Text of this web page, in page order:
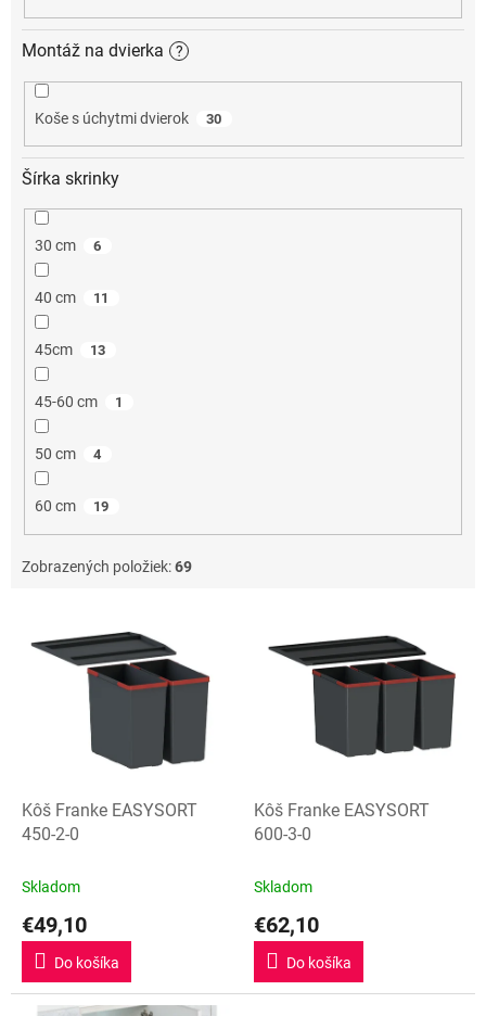
Montáž na dvierka ?
Koše s úchytmi dvierok 30
Šírka skrinky
30 cm 6
40 cm 11
45cm 13
45-60 cm 1
50 cm 4
60 cm 19
Zobrazených položiek:69
Kôš Franke EASYSORT
450-2-0
Skladom
€49,10
Do košíka
Kôš Franke EASYSORT
600-3-0
Skladom
€62,10
Do košíka